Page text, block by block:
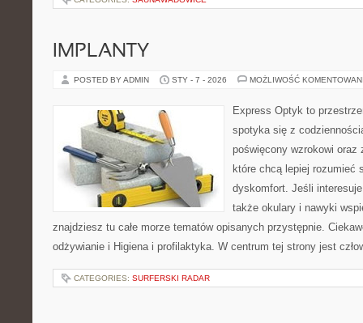
IMPLANTY
POSTED BY ADMIN STY - 7 - 2026 MOŻLIWOŚĆ
Express Optyk to
spotyka się z
poświęcony wzrokowi oraz
które chcą lepiej rozumieć
dyskomfort. Jeśli
także okulary i nawyki
znajdziesz tu całe morze tematów opisanych przystępnie.
odżywianie i Higiena i profilaktyka. W centrum tej strony jest
CATEGORIES: SURFERSKI RADAR